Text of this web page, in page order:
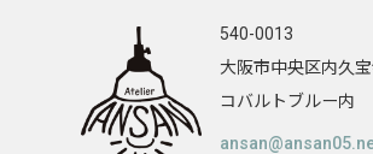
540-0013
大阪市中央区内久
コバルトブルー内